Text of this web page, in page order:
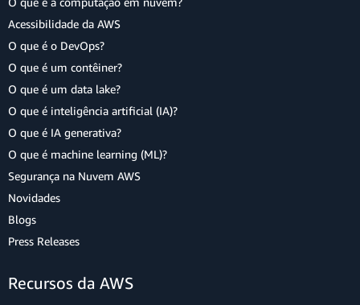
Acessibilidade da AWS
O que é o DevOps?
O que é um contêiner?
O que é um data lake?
O que é inteligência artificial (IA)?
O que é IA generativa?
O que é machine learning (ML)?
Segurança na Nuvem AWS
Novidades
Blogs
Press Releases
Recursos da AWS